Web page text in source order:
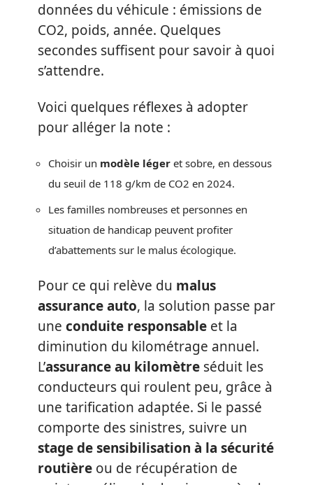
données du véhicule : émissions de
CO2, poids, année. Quelques
secondes suffisent pour savoir à quoi
s’attendre.
Voici quelques réflexes à adopter
pour alléger la note :
Choisir un modèle léger et sobre, en dessous
du seuil de 118 g/km de CO2 en 2024.
Les familles nombreuses et personnes en
situation de handicap peuvent profiter
d’abattements sur le malus écologique.
Pour ce qui relève du malus
assurance auto, la solution passe par
une conduite responsable et la
diminution du kilométrage annuel.
L’assurance au kilomètre séduit les
conducteurs qui roulent peu, grâce à
une tarification adaptée. Si le passé
comporte des sinistres, suivre un
stage de sensibilisation à la sécurité
routière ou de récupération de